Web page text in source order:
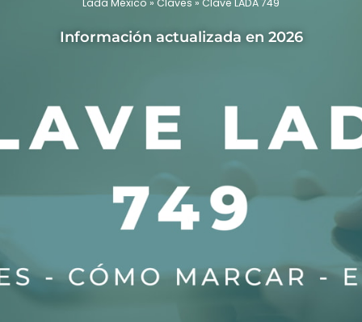
Lada México » Claves » Clave LADA 749
Información actualizada en 2026